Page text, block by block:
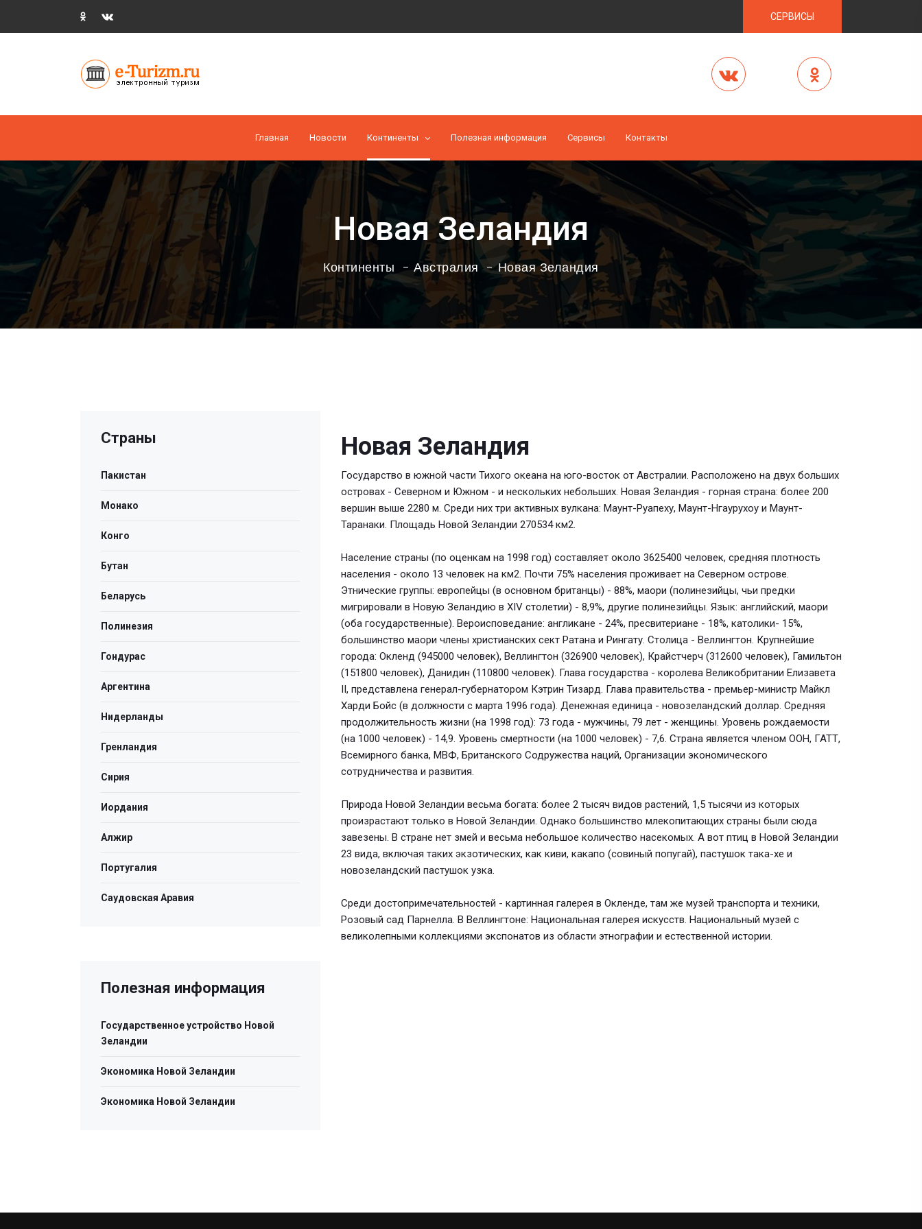
СЕРВИСЫ
Главная Новости Континенты Полезная информация Cервисы Контакты
Новая Зеландия
Континенты Австралия Новая Зеландия
Новая Зеландия
Государство в южной части Тихого океана на юго-восток от Австралии. Расположено на двух больших
островах - Северном и Южном - и нескольких небольших. Новая Зеландия - горная страна: более 200
вершин выше 2280 м. Среди них три активных вулкана: Маунт-Руапеху, Маунт-Нгаурухоу и Маунт-
Таранаки. Площадь Новой Зеландии 270534 км2.
Население страны (по оценкам на 1998 год) составляет около 3625400 человек, средняя плотность
населения - около 13 человек на км2. Почти 75% населения проживает на Северном острове.
Этнические группы: европейцы (в основном британцы) - 88%, маори (полинезийцы, чьи предки
мигрировали в Новую Зеландию в XIV столетии) - 8,9%, другие полинезийцы. Язык: английский, маори
(оба государственные). Вероисповедание: англикане - 24%, пресвитериане - 18%, католики- 15%,
большинство маори члены христианских сект Ратана и Рингату. Столица - Веллингтон. Крупнейшие
города: Окленд (945000 человек), Веллингтон (326900 человек), Крайстчерч (312600 человек), Гамильтон
(151800 человек), Данидин (110800 человек). Глава государства - королева Великобритании Елизавета
II, представлена генерал-губернатором Кэтрин Тизард. Глава правительства - премьер-министр Майкл
Харди Бойс (в должности с марта 1996 года). Денежная единица - новозеландский доллар. Средняя
продолжительность жизни (на 1998 год): 73 года - мужчины, 79 лет - женщины. Уровень рождаемости
(на 1000 человек) - 14,9. Уровень смертности (на 1000 человек) - 7,6. Страна является членом ООН, ГАТТ,
Всемирного банка, МВФ, Британского Содружества наций, Организации экономического
сотрудничества и развития.
Природа Новой Зеландии весьма богата: более 2 тысяч видов растений, 1,5 тысячи из которых
произрастают только в Новой Зеландии. Однако большинство млекопитающих страны были сюда
завезены. В стране нет змей и весьма небольшое количество насекомых. А вот птиц в Новой Зеландии
23 вида, включая таких экзотических, как киви, какапо (совиный попугай), пастушок така-хе и
новозеландский пастушок узка.
Среди достопримечательностей - картинная галерея в Окленде, там же музей транспорта и техники,
Розовый сад Парнелла. В Веллингтоне: Национальная галерея искусств. Национальный музей с
великолепными коллекциями экспонатов из области этнографии и естественной истории.
Страны
Пакистан
Монако
Конго
Бутан
Беларусь
Полинезия
Гондурас
Аргентина
Нидерланды
Гренландия
Сирия
Иордания
Алжир
Португалия
Саудовская Аравия
Полезная информация
Государственное устройство Новой
Зеландии
Экономика Новой Зеландии
Экономика Новой Зеландии